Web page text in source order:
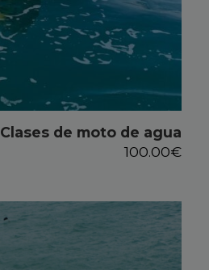
Clases de moto de agua
100.00€